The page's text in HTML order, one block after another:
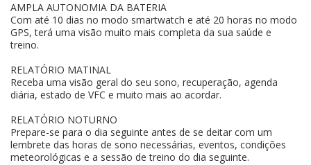
AMPLA AUTONOMIA DA BATERIA
Com até 10 dias no modo smartwatch e até 20 horas no modo
GPS, terá uma visão muito mais completa da sua saúde e
treino.
RELATÓRIO MATINAL
Receba uma visão geral do seu sono, recuperação, agenda
diária, estado de VFC e muito mais ao acordar.
RELATÓRIO NOTURNO
Prepare-se para o dia seguinte antes de se deitar com um
lembrete das horas de sono necessárias, eventos, condições
meteorológicas e a sessão de treino do dia seguinte.